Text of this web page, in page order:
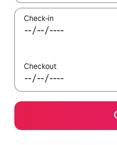
Check-in
Checkout